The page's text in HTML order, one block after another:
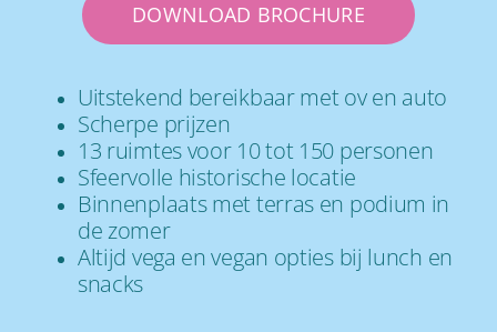
DOWNLOAD BROCHURE
Uitstekend bereikbaar met ov en auto
Scherpe prijzen
13 ruimtes voor 10 tot 150 personen
Sfeervolle historische locatie
Binnenplaats met terras en podium in
de zomer
Altijd vega en vegan opties bij lunch en
snacks